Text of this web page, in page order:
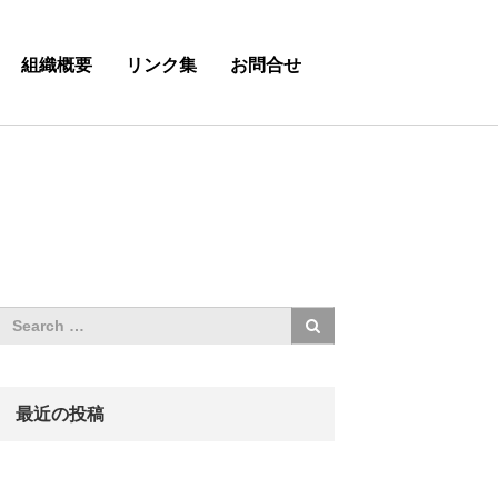
組織概要 リンク集 お問合せ
最近の投稿